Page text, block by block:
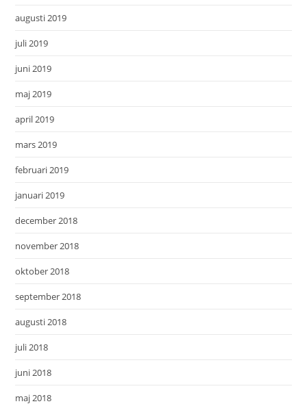
augusti 2019
juli 2019
juni 2019
maj 2019
april 2019
mars 2019
februari 2019
januari 2019
december 2018
november 2018
oktober 2018
september 2018
augusti 2018
juli 2018
juni 2018
maj 2018